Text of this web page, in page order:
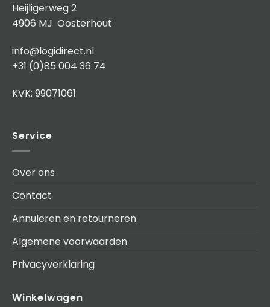
Heijligerweg 2
4906 MJ Oosterhout
info@logidirect.nl
+31 (0)85 004 36 74
KVK: 99071061
Service
Over ons
Contact
Annuleren en retourneren
Algemene voorwaarden
Privacyverklaring
Winkelwagen